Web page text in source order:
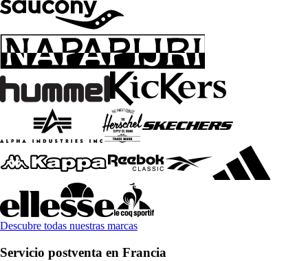
Descubre todas nuestras marcas
Servicio postventa en Francia